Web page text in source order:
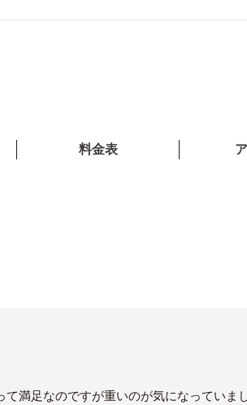
料金表
満足なのですが重いのが気になっていま